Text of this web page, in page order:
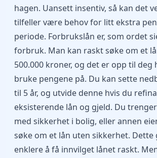
hagen. Uansett insentiv, så kan det
tilfeller være behov for litt ekstra
periode. Forbrukslån er, som ordet
forbruk. Man kan raskt søke om et
500.000 kroner, og det er opp til deg
bruke pengene på. Du kan sette
til 5 år, og utvide denne hvis du
eksisterende lån og gjeld. Du
med sikkerhet i bolig, eller annen
søke om et lån uten sikkerhet. Dette
enklere å få innvilget lånet raskt.